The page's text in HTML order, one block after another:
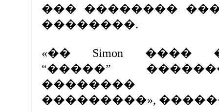
��� ��������
��������.
«�� Simon ����
“�����”
��������
���������»,